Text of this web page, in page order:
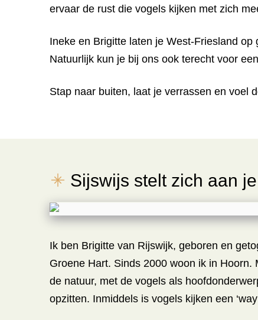
ervaar de rust die vogels kijken met zich
Ineke en Brigitte laten je West-Friesland
Natuurlijk kun je bij ons ook terecht voor
Stap naar buiten, laat je verrassen en voel
Sijswijs stelt zich aan
Ik ben Brigitte van Rijswijk, geboren en
Groene Hart. Sinds 2000 woon ik in Hoorn.
de natuur, met de vogels als
opzitten. Inmiddels is vogels kijken een ‘way